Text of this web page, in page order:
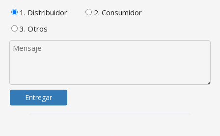
1. Distribuidor
2. Consumidor
3. Otros
Entregar